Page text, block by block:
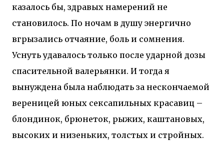
казалось бы, здравых намерений не
становилось. По ночам в душу энергично
вгрызались отчаяние, боль и сомнения.
Уснуть удавалось только после ударной дозы
спасительной валерьянки. И тогда я
вынуждена была наблюдать за нескончаемой
вереницей юных сексапильных красавиц –
блондинок, брюнеток, рыжих, каштановых,
высоких и низеньких, толстых и стройных.